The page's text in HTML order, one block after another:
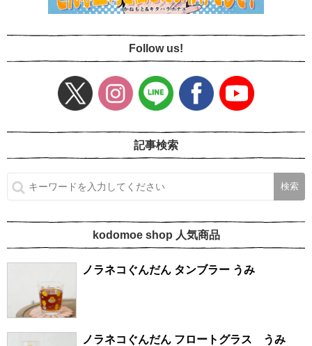
Follow us!
記事検索
kodomoe shop 人気商品
ノラネコぐんだん タンブラー うみ
ノラネコぐんだん フロートグラス うみ